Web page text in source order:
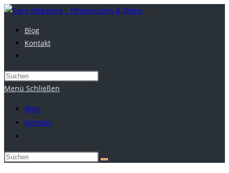
Zum
springen
Blog
Kontakt
umschalten
Menü Schließen
Blog
Kontakt
Suche
umschalten